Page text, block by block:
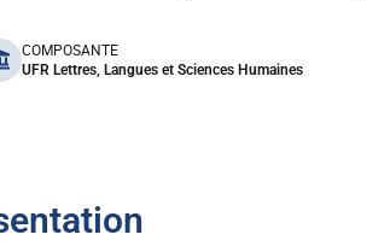
COMPOSANTE
UFR Lettres, Langues et Sciences Humaines